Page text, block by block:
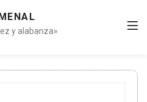
y alabanza»